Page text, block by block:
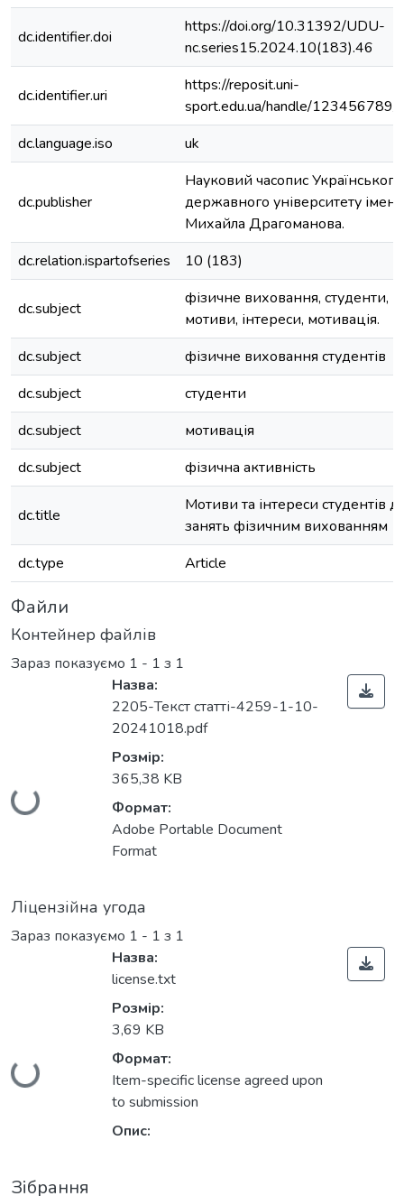
dc.identifier.doi
https://doi.org/10.31392/UDU-
nc.series15.2024.10(183).46
dc.identifier.uri
https://reposit.uni-
sport.edu.ua/handle/
dc.language.iso
uk
dc.publisher
Науковий часопис Українського
державного університету імені
Михайла Драгоманова.
dc.relation.ispartofseries
10 (183)
dc.subject
фізичне виховання, студенти,
мотиви, інтереси, мотивація.
dc.subject
фізичне виховання студентів
dc.subject
студенти
dc.subject
мотивація
dc.subject
фізична активність
dc.title
Мотиви та інтереси студентів
занять фізичним вихованням
dc.type
Article
Файли
Контейнер файлів
Зараз показуємо 1 - 1 з 1
Вантажиться...
Назва:
2205-Текст статті-4259-1-10-
20241018.pdf
Розмір:
365,38 KB
Формат:
Adobe Portable Document
Format
Ліцензійна угода
Зараз показуємо 1 - 1 з 1
Вантажиться...
Назва:
license.txt
Розмір:
3,69 KB
Формат:
Item-specific license agreed upon
to submission
Опис:
Зібрання